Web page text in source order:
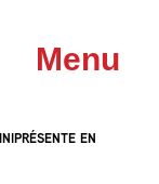
Menu
EN